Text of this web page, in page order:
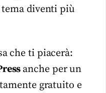
diventi più
che ti piacerà:
anche per un
gratuito e